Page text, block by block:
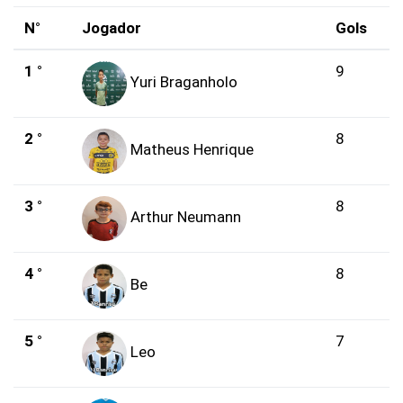
N° Jogador Gols
1 °
Yuri Braganholo
9
2 °
Matheus Henrique
8
3 °
Arthur Neumann
8
4 °
Be
8
5 °
Leo
7